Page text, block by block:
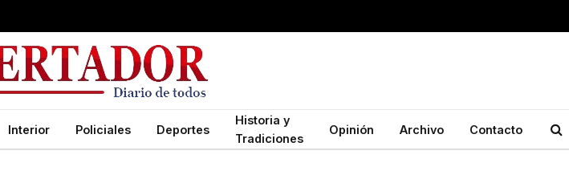
Interior Policiales Deportes
Historia y
Tradiciones
Opinión Archivo Contacto